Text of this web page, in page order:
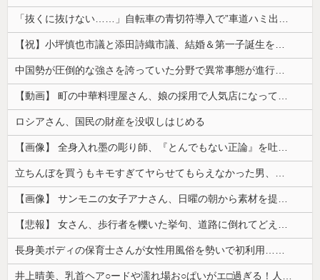
「抜くに抜けない……」自転車の青切符導入で”車道ハミ出し”が急増中
【祝】小坪慎也市議と添田詩織市議、結婚＆第一子誕生を発表 → ｗｗｗｗｗｗｗｗｗｗｗｗ
中国勢が圧倒的な強さを誇っていた分野で異常事態が進行中、日本勢が3人も準決勝に進む一方で中国勢が……
【動画】 町の中華料理屋さん、娘の採用で人気店になってしまう
ロシアさん、国民の財産を没収しはじめる
【画像】 全身入れ墨の彫り師、『とんでもない正論』を吐いて30万再生されてしまうｗｗｗｗｗｗｗ
立ちんぼを買うもキモすぎてヤらせてもらえなかった男、代わりの足コキでまさかの大量身寸米青ｗｗｗ
【画像】 サンモニの女子アナさん、日曜の朝から素材を提供してしまう
【悲報】 女さん、歩行者を轢いた挙句、道路に倒れてどえらいことになってしまうw w w w w w w
長身美ボディの保育士さんが女性用風俗を勢いで初利用…子供に絶対見せられないメスの顔でイキまくり。
井上晴美、乳首ヘア○ードや濡れ場お○ぱいがエ□過ぎる！人生最後のラスト写真集、最高！！